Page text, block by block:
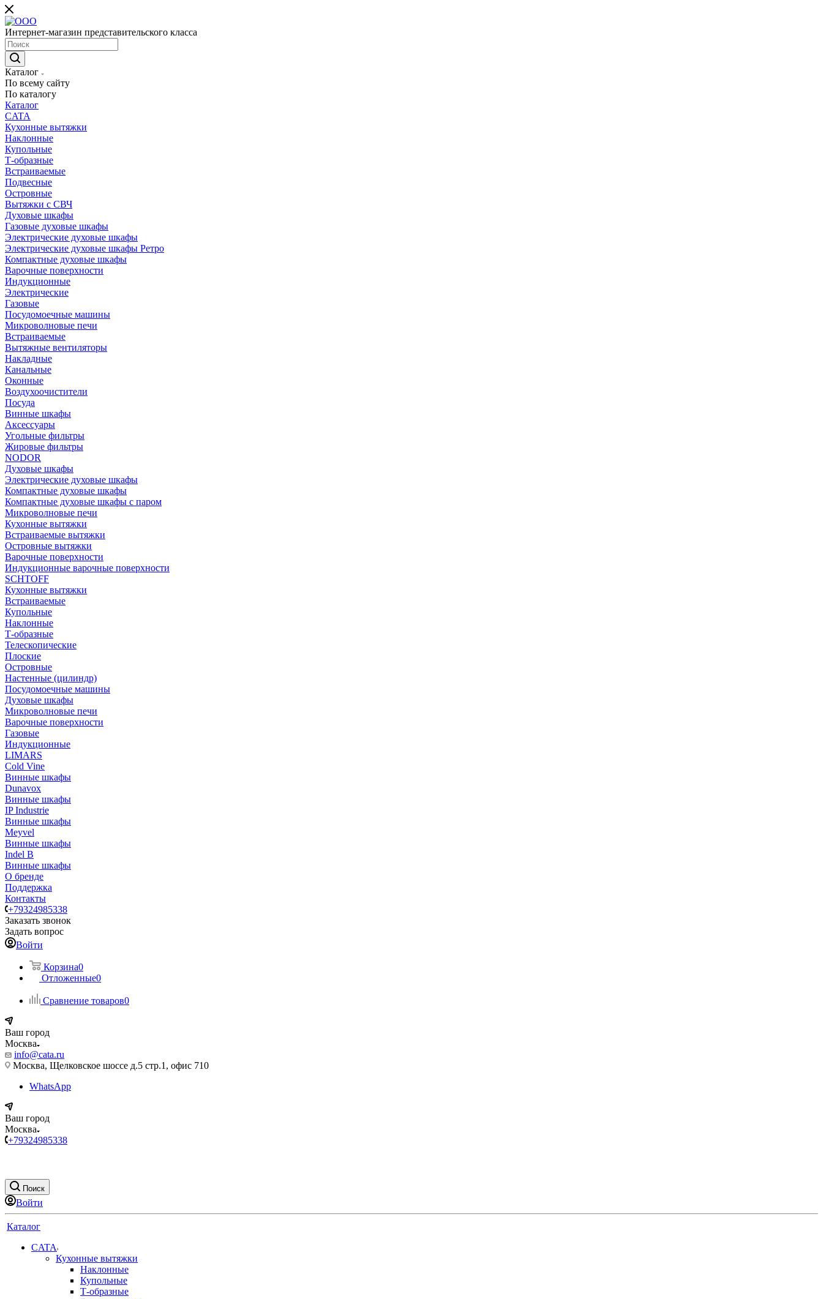
Интернет-магазин представительского класса
Каталог
По всему сайту
По каталогу
Каталог
CATA
Кухонные вытяжки
Наклонные
Купольные
Т-образные
Встраиваемые
Подвесные
Островные
Вытяжки с СВЧ
Духовые шкафы
Газовые духовые шкафы
Электрические духовые шкафы
Электрические духовые шкафы Ретро
Компактные духовые шкафы
Варочные поверхности
Индукционные
Электрические
Газовые
Посудомоечные машины
Микроволновые печи
Встраиваемые
Вытяжные вентиляторы
Накладные
Канальные
Оконные
Воздухоочистители
Посуда
Винные шкафы
Аксессуары
Угольные фильтры
Жировые фильтры
NODOR
Духовые шкафы
Электрические духовые шкафы
Компактные духовые шкафы
Компактные духовые шкафы с паром
Микроволновые печи
Кухонные вытяжки
Встраиваемые вытяжки
Островные вытяжки
Варочные поверхности
Индукционные варочные поверхности
SCHTOFF
Кухонные вытяжки
Встраиваемые
Купольные
Наклонные
Т-образные
Телескопические
Плоские
Островные
Настенные (цилиндр)
Посудомоечные машины
Духовые шкафы
Микроволновые печи
Варочные поверхности
Газовые
Индукционные
LIMARS
Cold Vine
Винные шкафы
Dunavox
Винные шкафы
IP Industrie
Винные шкафы
Meyvel
Винные шкафы
Indel B
Винные шкафы
О бренде
Поддержка
Контакты
+79324985338
Заказать звонок
Задать вопрос
Войти
Корзина0
Отложенные0
Сравнение товаров0
Ваш город
Москва
info@cata.ru
Москва, Щелковское шоссе д.5 стр.1, офис 710
WhatsApp
Ваш город
Москва
+79324985338
Поиск
Войти
Каталог
CATA
Кухонные вытяжки
Наклонные
Купольные
Т-образные